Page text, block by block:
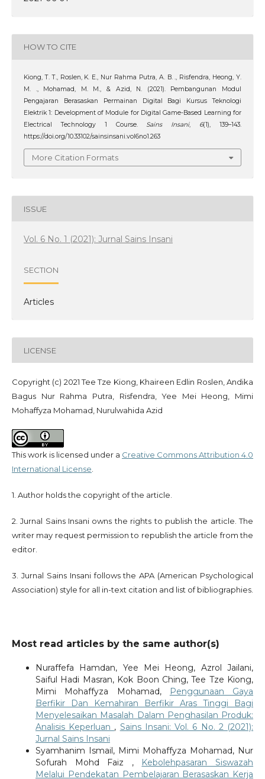
HOW TO CITE
Kiong, T. T., Roslen, K. E., Nur Rahma Putra, A. B. ., Risfendra, Heong, Y.
M. ., Mohamad, M. M., & Azid, N. (2021). Pembangunan Modul
Pengajaran Berasaskan Permainan Digital Bagi Kursus Teknologi
Elektrik 1: Development of Module for Digital Game-Based Learning for
Electrical Technology 1 Course. Sains Insani, 6(1), 139–143.
https://doi.org/10.33102/sainsinsani.vol6no1.263
More Citation Formats
ISSUE
Vol. 6 No. 1 (2021): Jurnal Sains Insani
SECTION
Articles
LICENSE
Copyright (c) 2021 Tee Tze Kiong, Khaireen Edlin Roslen, Andika
Bagus Nur Rahma Putra, Risfendra, Yee Mei Heong, Mimi
Mohaffyza Mohamad, Nurulwahida Azid
This work is licensed under a Creative Commons Attribution 4.0
International License
1. Author holds the copyright of the article.
2. Jurnal Sains Insani owns the rights to publish the article. The
writer may request permission to republish the article from the
editor.
3. Jurnal Sains Insani follows the APA (American Psychological
Association) style for all in-text citation and list of bibliographies.
Most read articles by the same author(s)
Nuraffefa Hamdan, Yee Mei Heong, Azrol Jailani,
Saiful Hadi Masran, Kok Boon Ching, Tee Tze Kiong,
Mimi Mohaffyza Mohamad,
Penggunaan Gaya
Berfikir Dan Kemahiran Berfikir Aras Tinggi Bagi
Menyelesaikan Masalah Dalam Penghasilan Produk:
Analisis Keperluan , Sains Insani: Vol. 6 No. 2 (2021):
Jurnal Sains Insani
Syamhanim Ismail, Mimi Mohaffyza Mohamad, Nur
Sofurah Mohd Faiz , Kebolehpasaran Siswazah
Melalui Pendekatan Pembelajaran Berasaskan Kerja